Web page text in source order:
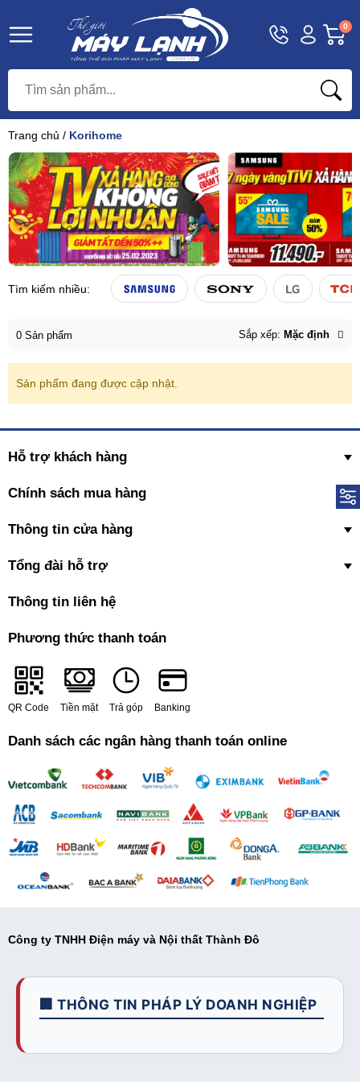
Hotline
1800
Tài
khoản
Khách
0
Trang chủ / Korihome
Tìm kiếm nhiều:
0 Sản phẩm Sắp xếp: Mặc định
Sản phẩm đang được cập nhật.
Hỗ trợ khách hàng
Chính sách mua hàng
Thông tin cửa hàng
Tổng đài hỗ trợ
Thông tin liên hệ
Phương thức thanh toán
QR Code Tiền mặt Trả góp Banking
Danh sách các ngân hàng thanh toán online
Công ty TNHH Điện máy và Nội thất Thành Đô
🏢 THÔNG TIN PHÁP LÝ DOANH NGHIỆP